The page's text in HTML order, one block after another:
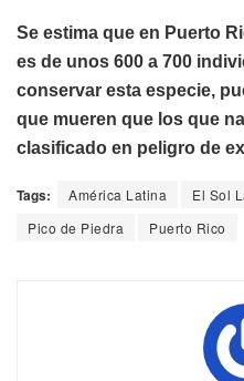
Se estima que en Puerto
es de unos 600 a 700
conservar esta especie,
que mueren que los que
clasificado en peligro de
Tags: América Latina El Sol
Pico de Piedra
Puerto Rico